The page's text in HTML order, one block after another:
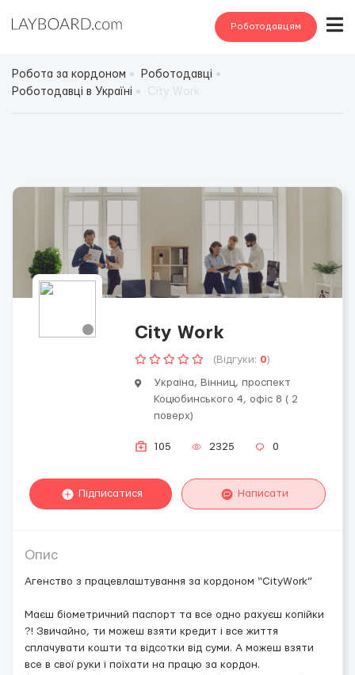
Роботодавцям
Робота за кордоном
Роботодавці
Роботодавці в Україні
City Work
(Відгуки: 0)
Україна, Вінниц, проспект
Коцюбинського 4, офіс 8 ( 2
поверх)
105 2325 0
Підписатися Написати
Опис
Агенство з працевлаштування за кордоном “CityWork”
Маєш біометричний паспорт та все одно рахуєш копійки
?! Звичайно, ти можеш взяти кредит і все життя
сплачувати кошти та відсотки від суми. А можеш взяти
все в свої руки і поїхати на працю за кордон.